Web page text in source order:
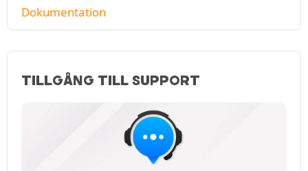
Dokumentation
TILLGÅNG TILL SUPPORT